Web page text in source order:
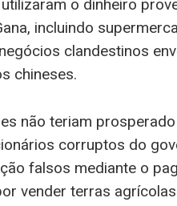
o dinheiro
incluindo
clandestinos
chineses.
não teriam
corruptos do
falsos mediante o
vender terras